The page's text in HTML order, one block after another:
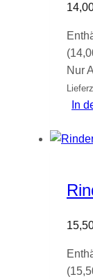
(
Nur
In
(